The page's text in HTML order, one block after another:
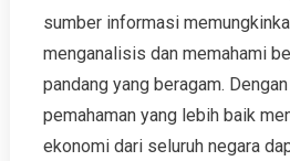
sumber informasi
menganalisis dan memahami
pandang yang beragam.
pemahaman yang lebih baik
ekonomi dari seluruh negara